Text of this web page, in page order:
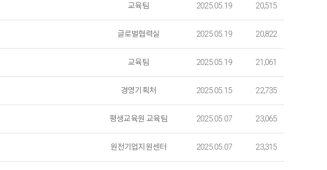
교육팀 2025.05.19 20,515
글로벌협력실 2025.05.19 20,822
교육팀 2025.05.19 21,061
경영기획처 2025.05.15 22,735
평생교육원 교육팀 2025.05.07 23,065
원전기업지원센터 2025.05.07 23,315